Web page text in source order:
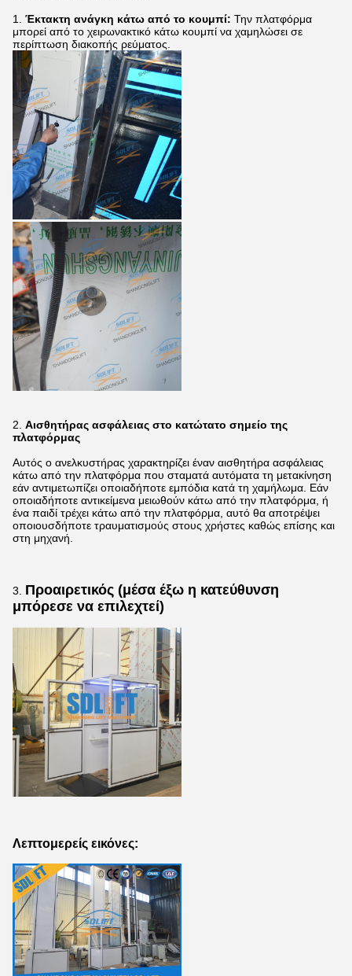
1. Έκτακτη ανάγκη κάτω από το κουμπί: Την πλατφόρμα
μπορεί από το χειρωνακτικό κάτω κουμπί να χαμηλώσει σε
περίπτωση διακοπής ρεύματος.
2. Αισθητήρας ασφάλειας στο κατώτατο σημείο της
πλατφόρμας
Αυτός ο ανελκυστήρας χαρακτηρίζει έναν αισθητήρα ασφάλειας
κάτω από την πλατφόρμα που σταματά αυτόματα τη μετακίνηση
εάν αντιμετωπίζει οποιαδήποτε εμπόδια κατά τη χαμήλωμα. Εάν
οποιαδήποτε αντικείμενα μειωθούν κάτω από την πλατφόρμα, ή
ένα παιδί τρέχει κάτω από την πλατφόρμα, αυτό θα αποτρέψει
οποιουσδήποτε τραυματισμούς στους χρήστες καθώς επίσης και
στη μηχανή.
3. Προαιρετικός (μέσα έξω η κατεύθυνση
μπόρεσε να επιλεχτεί)
Λεπτομερείς εικόνες: